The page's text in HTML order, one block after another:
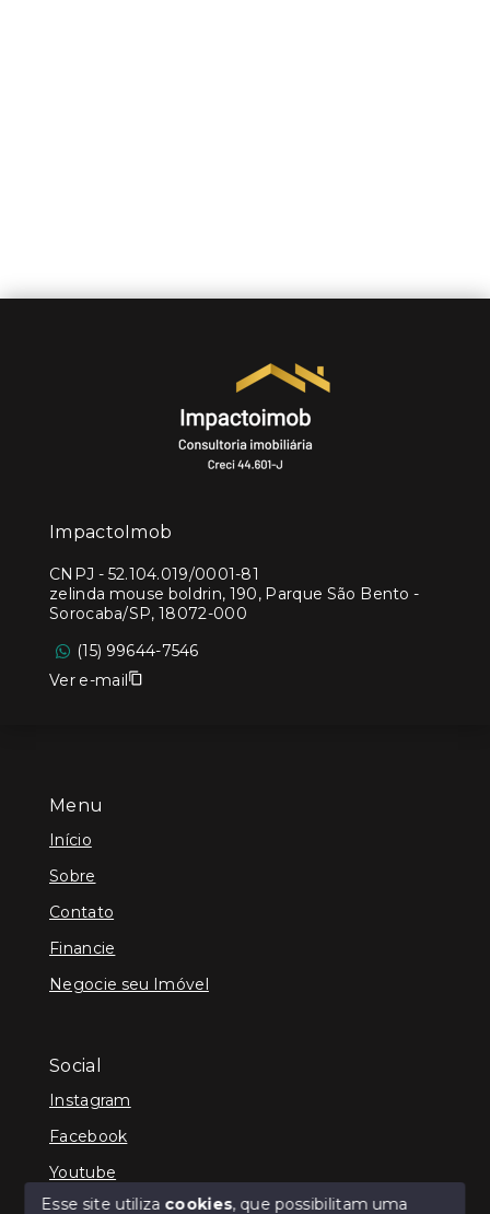
Menu
Início
Sobre
Contato
Financie
Negocie seu Imóvel
Social
Instagram
Facebook
Youtube
ImpactoImob
CNPJ - 52.104.019/0001-81
zelinda mouse boldrin, 190, Parque São Bento -
Sorocaba/SP, 18072-000
(15) 99644-7546
Ver e-mail
Esse site utiliza cookies, que possibilitam uma